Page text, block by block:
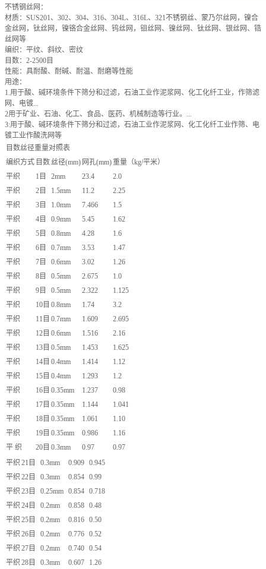
不锈钢丝网：
材质：SUS201、302、304、316、304L、316L、321不锈钢丝、蒙乃尔丝网，镍合
金丝网，钛丝网，镍铬合金丝网、钨丝网，钼丝网、镍丝网、钛丝网、银丝网、锆
丝网等
编织：平纹、斜纹、密纹
目数：2-2500目
性能：具耐酸、耐碱、耐温、耐磨等性能
用途：
1.用于酸、碱环境条件下筛分和过滤，石油工业作泥浆网、化工化纤工业，作筛滤
网、电镀...
2用于矿业、石油、化工、食品、医药、机械制造等行业。...
3:用于酸、碱环境条件下筛分和过滤，石油工业作泥浆网、化工化纤工业作筛、电
镀工业作酸洗网等
目数丝径重量对照表
编织方式 目数丝径(mm) 网孔(mm)重量（kg/平米）
平织
1目 2mm 23.4
2.0
平织
2目 1.5mm 11.2
2.25
平织
3目 1.0mm 7.466
1.5
平织
4目 0.9mm 5.45
1.62
平织
5目 0.8mm 4.28
1.6
平织
6目 0.7mm 3.53
1.47
平织
7目 0.6mm 3.02
1.26
平织
8目 0.5mm 2.675
1.0
平织
9目 0.5mm 2.322
1.125
平织
10目 0.8mm 1.74
3.2
平织
11目 0.7mm 1.609
2.695
平织
12目 0.6mm 1.516
2.16
平织
13目 0.5mm 1.453
1.625
平织
14目 0.4mm 1.414
1.12
平织
15目 0.4mm 1.293
1.2
平织
16目 0.35mm 1.237
0.98
平织
17目 0.35mm 1.144
1.041
平织
18目 0.35mm 1.061
1.10
平织
19目 0.35mm 0.986
1.16
平 织
20目 0.3mm 0.97
0.97
平织 21目 0.3mm 0.909 0.945
平织 22目 0.3mm 0.854 0.99
平织 23目 0.25mm 0.854 0.718
平织 24目 0.2mm 0.858 0.48
平织 25目 0.2mm 0.816 0.50
平织 26目 0.2mm 0.776 0.52
平织 27目 0.2mm 0.740 0.54
平织 28目 0.3mm 0.607 1.26